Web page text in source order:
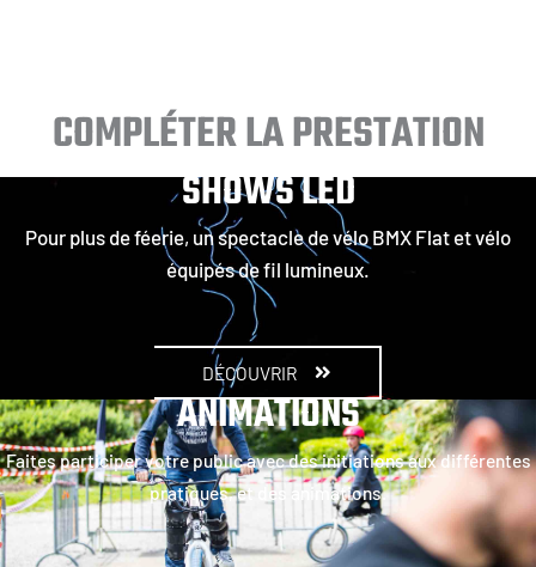
COMPLÉTER LA PRESTATION
SHOWS LED
Pour plus de féerie, un spectacle de vélo BMX Flat et vélo
équipés de fil lumineux.
DÉCOUVRIR
ANIMATIONS
Faites participer votre public avec des initiations aux différentes
pratiques, et des animations.